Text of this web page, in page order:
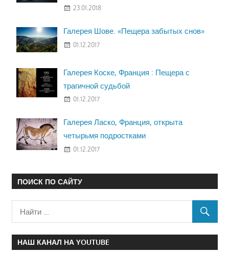
23.01.2018
Галерея Шове. «Пещера забытых снов»
01.12.2017
Галерея Коске, Франция : Пещера с
трагичной судьбой
01.12.2017
Галерея Ласко, Франция, открыта
четырьмя подростками
01.12.2017
ПОИСК ПО САЙТУ
НАШ КАНАЛ НА YOUTUBE